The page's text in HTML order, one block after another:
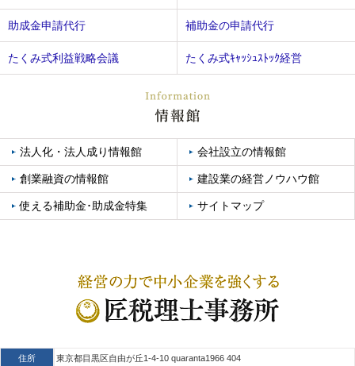
助成金申請代行 補助金の申請代行
たくみ式利益戦略会議 たくみ式ｷｬｯｼｭｽﾄｯｸ経営
法人化・法人成り情報館 会社設立の情報館
創業融資の情報館 建設業の経営ノウハウ館
使える補助金･助成金特集 サイトマップ
住所 東京都目黒区自由が丘1-4-10 quaranta1966 404